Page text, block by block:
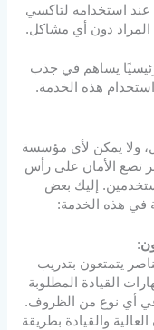
عند استخدامه لتاكسي
دون أي مشاكل.
رئيسيًا يساهم في جذب
هذه الخدمة.
ولا يمكن لأي مؤسسة
تضع الأمان على رأس
إليك بعض
في هذه الخدمة:
:
يتمتعون بتدريب
القيادة المطلوبة
في أي نوع من الظروف.
والقيادة بطريقة